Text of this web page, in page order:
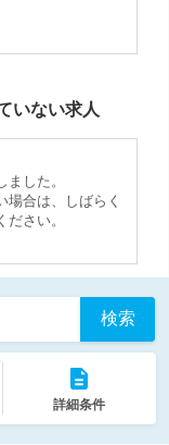
いない求人
した。
場合は、しばらく
さい。
検索
詳細条件